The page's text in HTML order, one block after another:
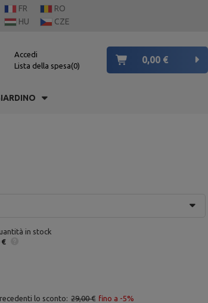
FR
RO
HU CZE
Accedi
Lista della spesa 0
0,00 €
in stock
€
lo sconto: 29,00 € fino a -5%